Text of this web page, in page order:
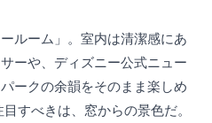
ルーム」。室内は清潔感にあ
ーや、ディズニー公式ニュー
ークの余韻をそのまま楽しめ
すべきは、窓からの景色だ。